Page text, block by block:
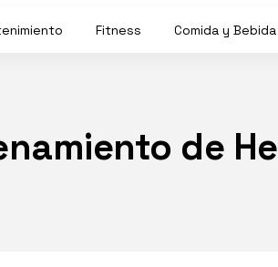
Fitness Comida y Bebida
de